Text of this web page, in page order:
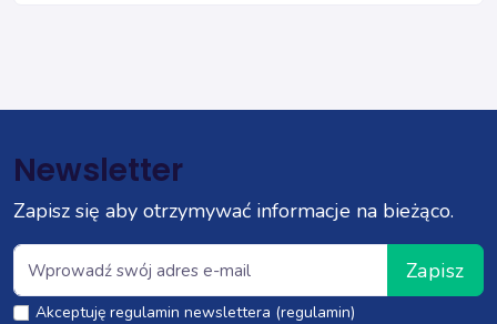
Newsletter
Zapisz się aby otrzymywać informacje na bieżąco.
Zapisz
Akceptuję regulamin newslettera (regulamin)